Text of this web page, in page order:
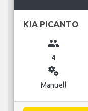
KIA PICANTO
group
4
miscellaneous_services
Manuell